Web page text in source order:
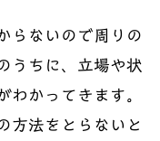
らないので周りの
うちに、立場や状
わかってきます。
方法をとらないと